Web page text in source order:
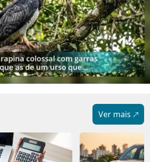
Ver mais